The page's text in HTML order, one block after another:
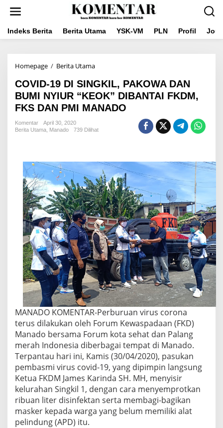
Indeks Berita Berita Utama YSK-VM PLN Profil
Homepage / Berita UtamaCOVID-
DI
SINGKIL,
PAKOWA
DAN
NYIUR
FKS
DAN
PMI
MANADO
COVID-19 DI SINGKIL, PAKOWA DAN
BUMI NYIUR “KEOK” DIBANTAI FKDM,
FKS DAN PMI MANADO
Komentar
April 30, 2020
Berita Utama Manado 739 Dilihat
MANADO KOMENTAR-Perburuan virus corona
terus dilakukan oleh Forum Kewaspadaan (FKD)
Manado bersama Forum kota sehat dan Palang
merah Indonesia diberbagai tempat di Manado.
Terpantau hari ini, Kamis (30/04/2020), pasukan
pembasmi virus covid-19, yang dipimpin langsung
Ketua FKDM James Karinda SH. MH, menyisir
kelurahan Singkil 1, dengan cara menyemprotkan
ribuan liter disinfektan serta membagi-bagikan
masker kepada warga yang belum memiliki alat
pelindung (APD) itu.